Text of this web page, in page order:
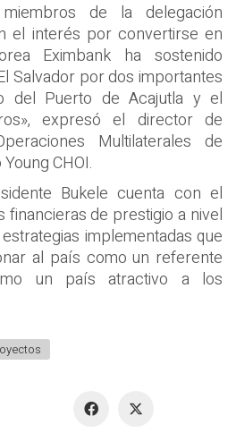
de la delegación
el interés por convertirse en
Eximbank ha sostenido
Salvador por dos importantes
del Puerto de Acajutla y el
expresó el director de
Multilaterales de
CHOI.
Bukele cuenta con el
financieras de prestigio a nivel
implementadas que
al país como un referente
un país atractivo a los